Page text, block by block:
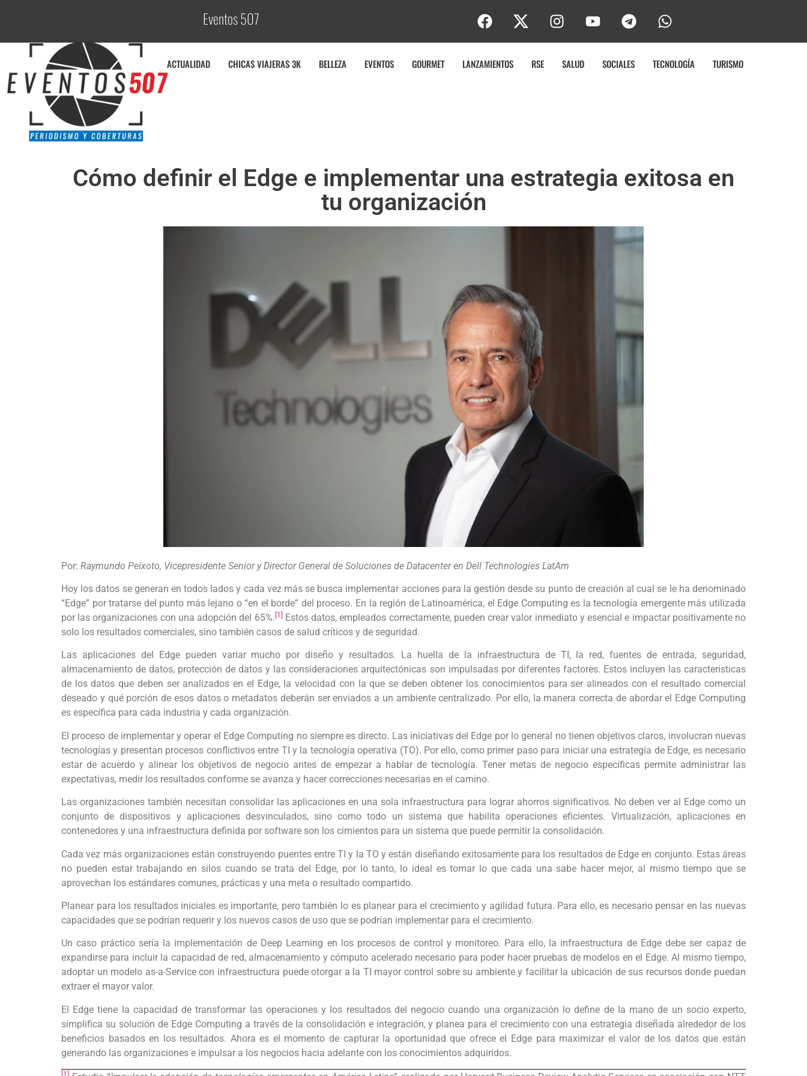
Eventos 507C
ACTUALIDAD CHICAS VIAJERAS 3K BELLEZA EVENTOS GOURMET LANZAMIENTOS RSE SALUD SOCIALES TECNOLOGÍA TURISMO
Cómo definir el Edge e implementar una estrategia exitosa en
tu organización
Por: Raymundo Peixoto, Vicepresidente Senior y Director General de Soluciones de Datacenter en Dell Technologies LatAm
Hoy los datos se generan en todos lados y cada vez más se busca implementar acciones para la gestión desde su punto de creación al cual se le ha denominado
“Edge” por tratarse del punto más lejano o “en el borde” del proceso. En la región de Latinoamérica, el Edge Computing es la tecnología emergente más utilizada
por las organizaciones con una adopción del 65%. [1] Estos datos, empleados correctamente, pueden crear valor inmediato y esencial e impactar positivamente no
solo los resultados comerciales, sino también casos de salud críticos y de seguridad.
Las aplicaciones del Edge pueden variar mucho por diseño y resultados. La huella de la infraestructura de TI, la red, fuentes de entrada, seguridad,
almacenamiento de datos, protección de datos y las consideraciones arquitectónicas son impulsadas por diferentes factores. Estos incluyen las características
de los datos que deben ser analizados en el Edge, la velocidad con la que se deben obtener los conocimientos para ser alineados con el resultado comercial
deseado y qué porción de esos datos o metadatos deberán ser enviados a un ambiente centralizado. Por ello, la manera correcta de abordar el Edge Computing
es específica para cada industria y cada organización.
El proceso de implementar y operar el Edge Computing no siempre es directo. Las iniciativas del Edge por lo general no tienen objetivos claros, involucran nuevas
tecnologías y presentan procesos conflictivos entre TI y la tecnología operativa (TO). Por ello, como primer paso para iniciar una estrategia de Edge, es necesario
estar de acuerdo y alinear los objetivos de negocio antes de empezar a hablar de tecnología. Tener metas de negocio específicas permite administrar las
expectativas, medir los resultados conforme se avanza y hacer correcciones necesarias en el camino.
Las organizaciones también necesitan consolidar las aplicaciones en una sola infraestructura para lograr ahorros significativos. No deben ver al Edge como un
conjunto de dispositivos y aplicaciones desvinculados, sino como todo un sistema que habilita operaciones eficientes. Virtualización, aplicaciones en
contenedores y una infraestructura definida por software son los cimientos para un sistema que puede permitir la consolidación.
Cada vez más organizaciones están construyendo puentes entre TI y la TO y están diseñando exitosamente para los resultados de Edge en conjunto. Estas áreas
no pueden estar trabajando en silos cuando se trata del Edge, por lo tanto, lo ideal es tomar lo que cada una sabe hacer mejor, al mismo tiempo que se
aprovechan los estándares comunes, prácticas y una meta o resultado compartido.
Planear para los resultados iniciales es importante, pero también lo es planear para el crecimiento y agilidad futura. Para ello, es necesario pensar en las nuevas
capacidades que se podrían requerir y los nuevos casos de uso que se podrían implementar para el crecimiento.
Un caso práctico sería la implementación de Deep Learning en los procesos de control y monitoreo. Para ello, la infraestructura de Edge debe ser capaz de
expandirse para incluir la capacidad de red, almacenamiento y cómputo acelerado necesario para poder hacer pruebas de modelos en el Edge. Al mismo tiempo,
adoptar un modelo as-a-Service con infraestructura puede otorgar a la TI mayor control sobre su ambiente y facilitar la ubicación de sus recursos donde puedan
extraer el mayor valor.
El Edge tiene la capacidad de transformar las operaciones y los resultados del negocio cuando una organización lo define de la mano de un socio experto,
simplifica su solución de Edge Computing a través de la consolidación e integración, y planea para el crecimiento con una estrategia diseñada alrededor de los
beneficios basados en los resultados. Ahora es el momento de capturar la oportunidad que ofrece el Edge para maximizar el valor de los datos que están
generando las organizaciones e impulsar a los negocios hacia adelante con los conocimientos adquiridos.